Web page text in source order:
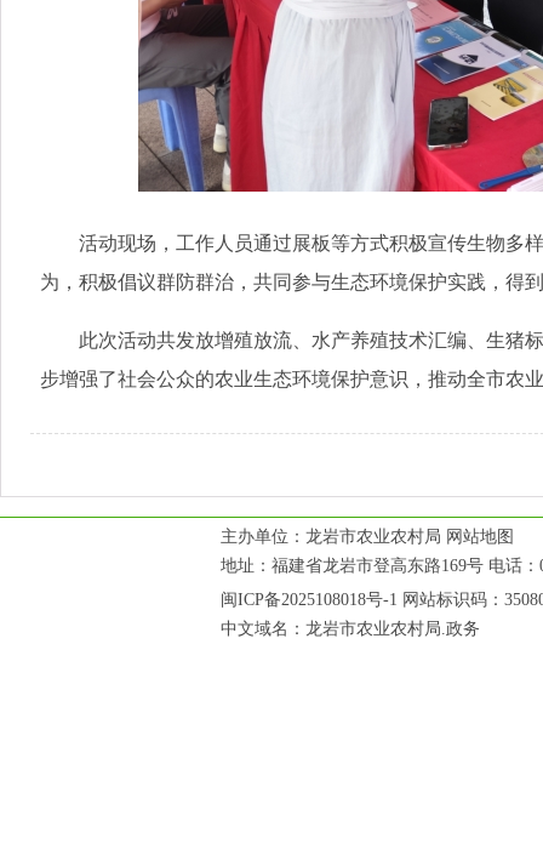
活动现场，工作人员通过展板等方式积极宣传生物多
为，积极倡议群防群治，共同参与生态环境保护实践，得
此次活动共发放增殖放流、水产养殖技术汇编、生猪标
步增强了社会公众的农业生态环境保护意识，推动全市农
主办单位：龙岩市农业农村局 网站地图
地址：福建省龙岩市登高东路169号 电话：
闽ICP备2025108018号-1 网站标识码：
中文域名：龙岩市农业农村局.政务